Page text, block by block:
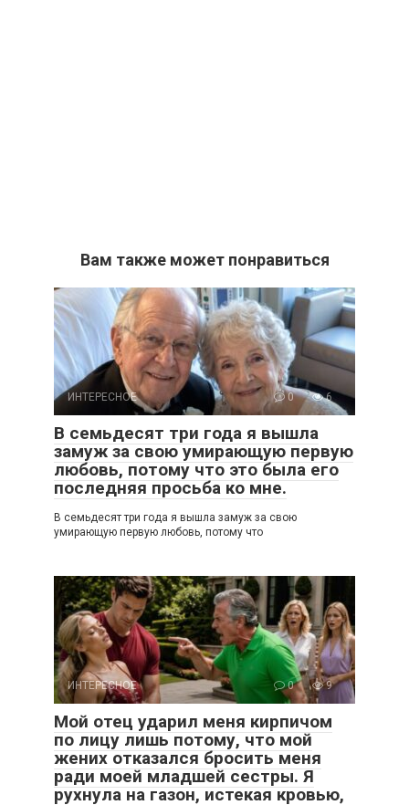
Вам также может понравиться
ИНТЕРЕСНОЕ 0 6
В семьдесят три года я вышла
замуж за свою умирающую первую
любовь, потому что это была его
последняя просьба ко мне.
В семьдесят три года я вышла замуж за свою
умирающую первую любовь, потому что
ИНТЕРЕСНОЕ 0 9
Мой отец ударил меня кирпичом
по лицу лишь потому, что мой
жених отказался бросить меня
ради моей младшей сестры. Я
рухнула на газон, истекая кровью,